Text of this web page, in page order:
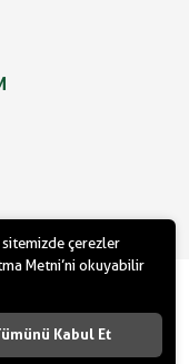
bir Pandoli Parti
Organizasyon Tüm
çerezler
Metni’ni okuyabilir
Kabul Et